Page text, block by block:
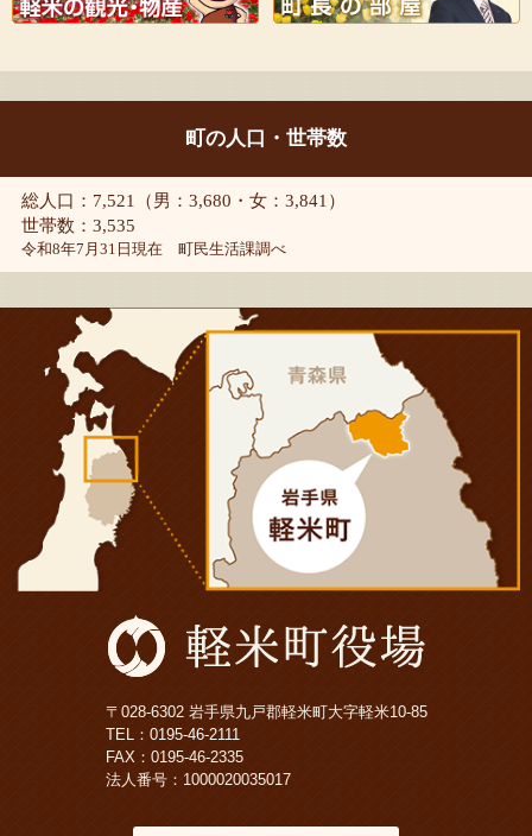
町の人口・世帯数
総人口：7,521（男：3,680・女：3,841）
世帯数：3,535
令和8年7月31日現在 町民生活課調べ
〒028-6302 岩手県九戸郡軽米町大字軽米10-85
TEL： 0195-46-2111
FAX：0195-46-2335
法人番号：1000020035017